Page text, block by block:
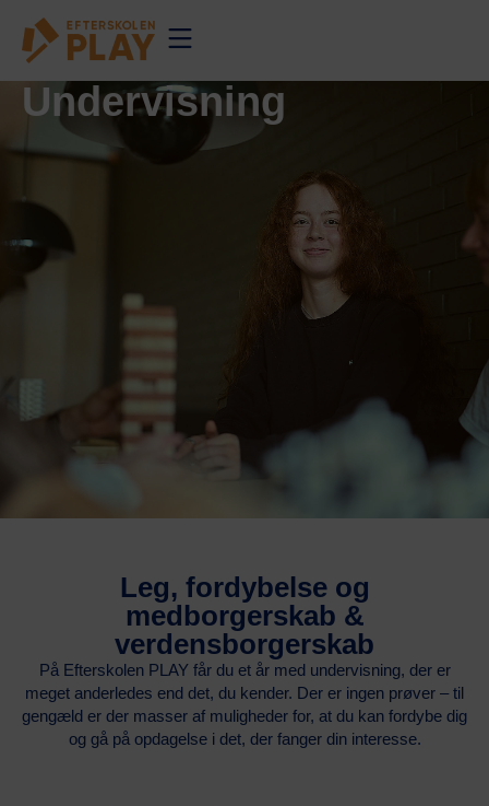
Undervisning
Leg, fordybelse og
medborgerskab &
verdensborgerskab
På Efterskolen PLAY får du et år med undervisning, der er
meget anderledes end det, du kender. Der er ingen prøver – til
gengæld er der masser af muligheder for, at du kan fordybe dig
og gå på opdagelse i det, der fanger din interesse.